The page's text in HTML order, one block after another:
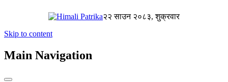
२२ साउन २०८३, शुक्रवार
Skip to content
Main Navigation